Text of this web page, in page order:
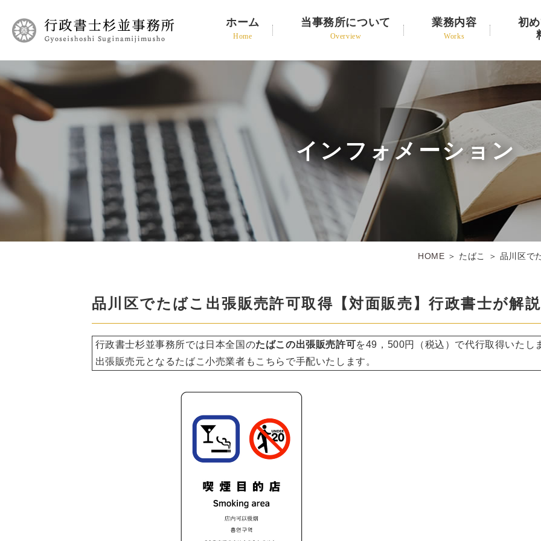
ホーム
Home
当事務所について
Overview
業務内容
Works
初
インフォメーション
HOME ＞ たばこ ＞ 品川区で
品川区でたばこ出張販売許可取得【対面販売】行政書士が解説
行政書士杉並事務所では日本全国のたばこの出張販売許可を49，500円（税込）で代行取得いたし
出張販売元となるたばこ小売業者もこちらで手配いたします。